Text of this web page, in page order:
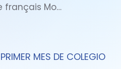
français Mo…
MES DE COLEGIO